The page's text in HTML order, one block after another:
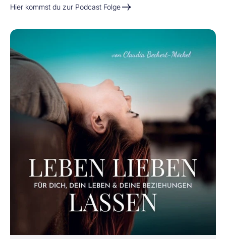
Hier kommst du zur Podcast Folge